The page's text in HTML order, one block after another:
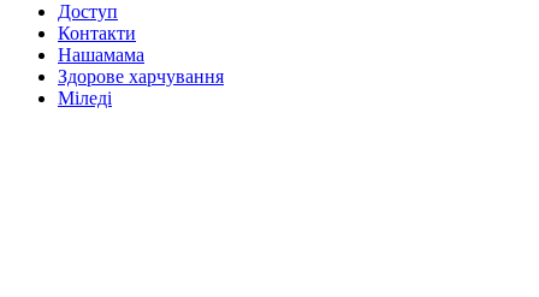
Доступ
Контакти
Нашамама
Здорове харчування
Міледі